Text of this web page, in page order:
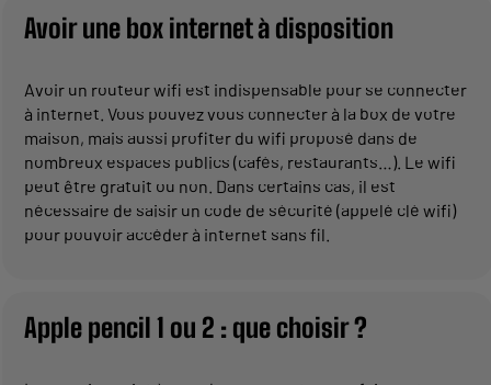
Avoir une box internet à disposition
Avoir un routeur wifi est indispensable pour se connecter
à internet. Vous pouvez vous connecter à la box de votre
maison, mais aussi profiter du wifi proposé dans de
nombreux espaces publics (cafés, restaurants…). Le wifi
peut être gratuit ou non. Dans certains cas, il est
nécessaire de saisir un code de sécurité (appelé clé wifi)
pour pouvoir accéder à internet sans fil.
Apple pencil 1 ou 2 : que choisir ?